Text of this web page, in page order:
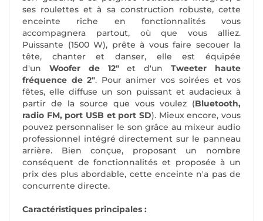
ses roulettes et à sa construction robuste, cette
enceinte riche en fonctionnalités vous
accompagnera partout, où que vous alliez.
Puissante (1500 W), prête à vous faire secouer la
tête, chanter et danser, elle est équipée
d'un Woofer de 12"et d'unTweeter haute
fréquence de 2". Pour animer vos soirées et vos
fêtes, elle diffuse un son puissant et audacieux à
partir de la source que vous voulez (Bluetooth,
radio FM, port USB et port SD). Mieux encore, vous
pouvez personnaliser le son grâce au mixeur audio
professionnel intégré directement sur le panneau
arrière. Bien conçue, proposant un nombre
conséquent de fonctionnalités et proposée à un
prix des plus abordable, cette enceinte n'a pas de
concurrente directe.
Caractéristiques principales :